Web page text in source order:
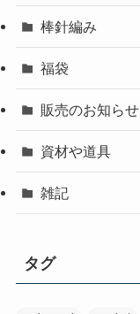
棒針編み
福袋
販売のお知らせ
資材や道具
雑記
タグ